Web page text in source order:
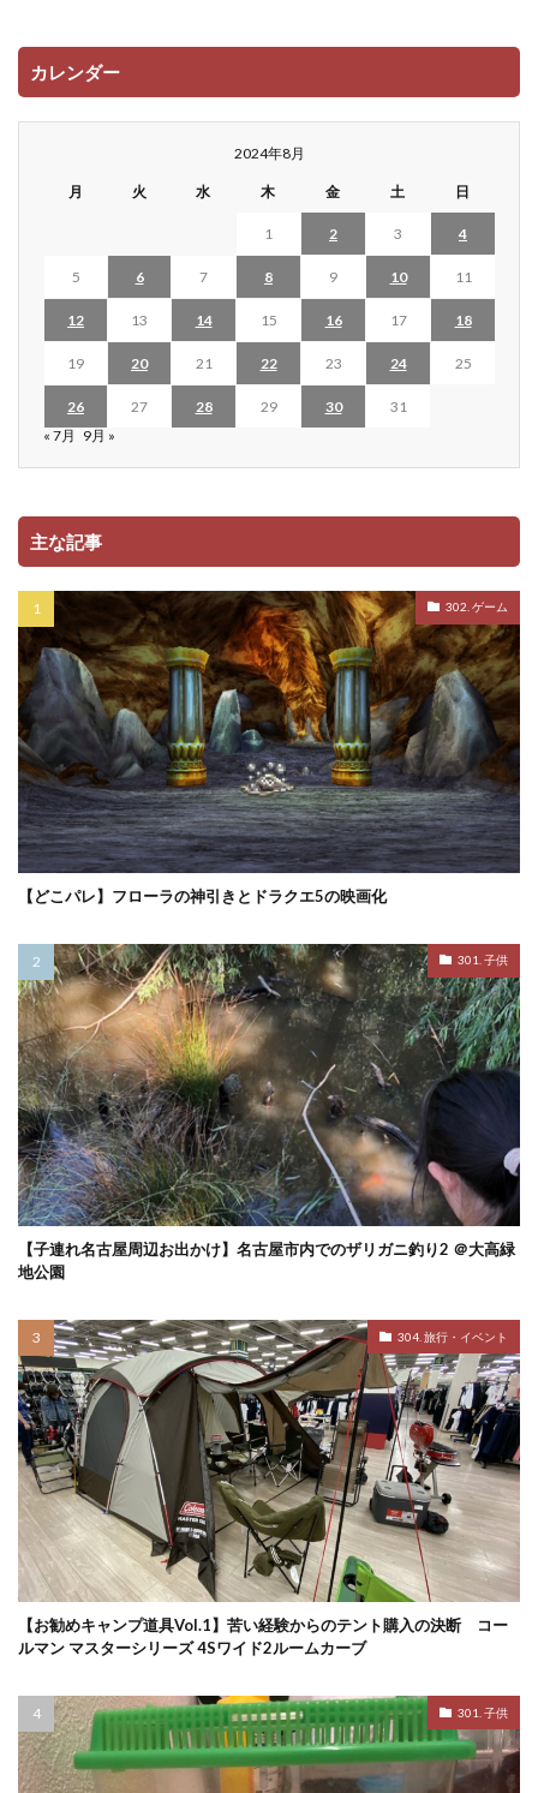
カレンダー
2024年8月
月 火 水 木 金 土 日
1 2 3 4
5 6 7 8 9 10 11
12 13 14 15 16 17 18
19 20 21 22 23 24 25
26 27 28 29 30
31
« 7月 9月 »
主な記事
302. ゲーム
【どこパレ】フローラの神引きとドラクエ5の映画化
301. 子供
【子連れ名古屋周辺お出かけ】名古屋市内でのザリガニ釣り2 ＠大高緑
地公園
304. 旅行・イベント
【お勧めキャンプ道具Vol.1】苦い経験からのテント購入の決断 コー
ルマン マスターシリーズ 4Sワイド2ルームカーブ
301. 子供